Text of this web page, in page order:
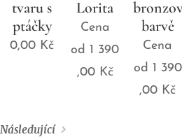
tvaru s
ptáčky
0,00 Kč
Lorita
Cena
od 1 390
,00Kč
barvě
Cena
od 1 390
,00 Kč
Následující